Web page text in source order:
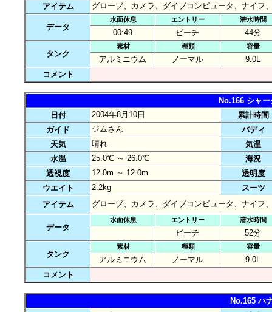
アイテム
グローブ、カメラ、ダイブコンピュータ、ナイフ
データ
水面休息 エントリー 潜水時間
00:49 ビーチ 44分
タンク
素材 種類 容量
アルミニウム ノーマル
9.0L
コメント
No.166 シャ
日付
2004年8月10日
累計時間
ガイド
ジムさん
バディ
天気
晴れ
気温
水温
25.0℃ ～ 26.0℃
海況
透視度
12.0m ～ 12.0m
透明度
ウエイト
2.2kg
スーツ
アイテム
グローブ、カメラ、ダイブコンピュータ、ナイフ
データ
水面休息 エントリー 潜水時間
ビーチ 52分
タンク
素材 種類 容量
アルミニウム ノーマル
9.0L
コメント
No.165 ハ